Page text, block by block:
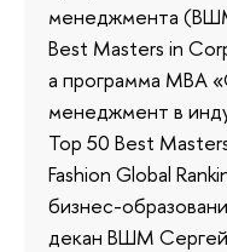
менеджмента
Best Masters in
а программа MBA
менеджмент в
Top 50 Best
Fashion Global
бизнес-
декан ВШМ